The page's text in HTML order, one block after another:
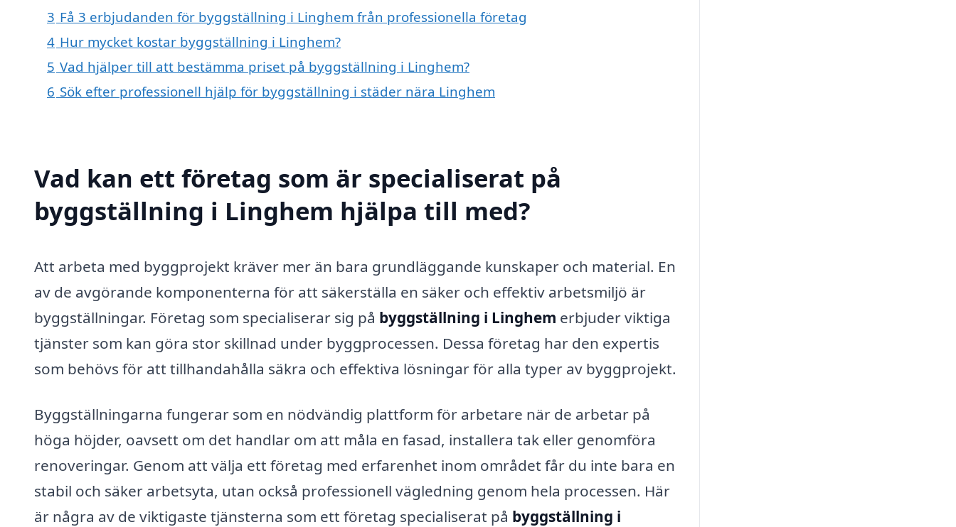
3 Få 3 erbjudanden för byggställning i Linghem från professionella företag
4 Hur mycket kostar byggställning i Linghem?
5 Vad hjälper till att bestämma priset på byggställning i Linghem?
6 Sök efter professionell hjälp för byggställning i städer nära Linghem
Vad kan ett företag som är specialiserat på
byggställning i Linghem hjälpa till med?
Att arbeta med byggprojekt kräver mer än bara grundläggande kunskaper och material. En
av de avgörande komponenterna för att säkerställa en säker och effektiv arbetsmiljö är
byggställningar. Företag som specialiserar sig på byggställning i Linghem erbjuder viktiga
tjänster som kan göra stor skillnad under byggprocessen. Dessa företag har den expertis
som behövs för att tillhandahålla säkra och effektiva lösningar för alla typer av byggprojekt.
Byggställningarna fungerar som en nödvändig plattform för arbetare när de arbetar på
höga höjder, oavsett om det handlar om att måla en fasad, installera tak eller genomföra
renoveringar. Genom att välja ett företag med erfarenhet inom området får du inte bara en
stabil och säker arbetsyta, utan också professionell vägledning genom hela processen. Här
är några av de viktigaste tjänsterna som ett företag specialiserat på byggställning i